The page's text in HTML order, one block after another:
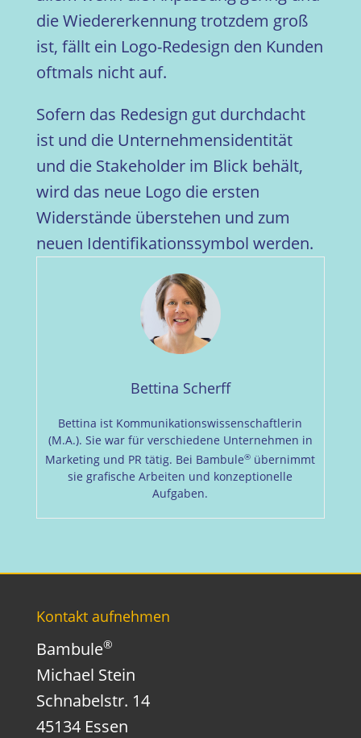
die Wiedererkennung trotzdem groß
ist, fällt ein Logo-Redesign den Kunden
oftmals nicht auf.
Sofern das Redesign gut durchdacht
ist und die Unternehmensidentität
und die Stakeholder im Blick behält,
wird das neue Logo die ersten
Widerstände überstehen und zum
neuen Identifikationssymbol werden.
Bettina Scherff
Bettina ist Kommunikationswissenschaftlerin
(M.A.). Sie war für verschiedene Unternehmen in
Marketing und PR tätig. Bei Bambule® übernimmt
sie grafische Arbeiten und konzeptionelle
Aufgaben.
Kontakt aufnehmen
Bambule®
Michael Stein
Schnabelstr. 14
45134 Essen